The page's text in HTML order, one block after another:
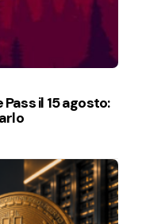
il 15 agosto: